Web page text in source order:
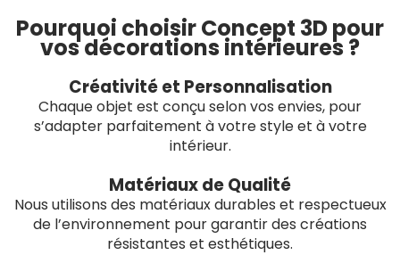
Pourquoi choisir Concept 3D pour
vos décorations intérieures ?
Créativité et Personnalisation
Chaque objet est conçu selon vos envies, pour
s’adapter parfaitement à votre style et à votre
intérieur.
Matériaux de Qualité
Nous utilisons des matériaux durables et respectueux
de l’environnement pour garantir des créations
résistantes et esthétiques.